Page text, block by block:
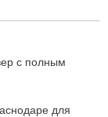
с полным
для